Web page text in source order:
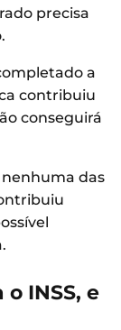
precisa
a
contribuiu
conseguirá
nenhuma das
INSS, e